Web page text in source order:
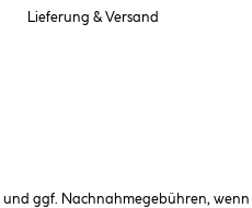
Lieferung & Versand
und ggf. Nachnahmegebühren, wenn